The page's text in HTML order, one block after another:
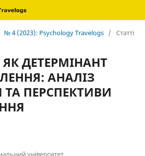
№ 4 (2023): Psychology Travelogs / Статті
ЯК ДЕТЕРМІНАНТ
АНАЛІЗ
ПЕРСПЕКТИВИ
університет